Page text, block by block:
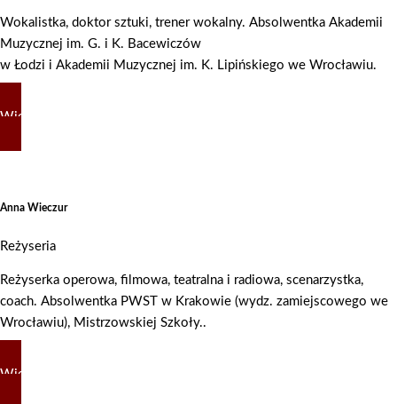
Wokalistka, doktor sztuki, trener wokalny. Absolwentka Akademii
Muzycznej im. G. i K. Bacewiczów
w Łodzi i Akademii Muzycznej im. K. Lipińskiego we Wrocławiu.
Więcej
Anna Wieczur
Reżyseria
Reżyserka operowa, filmowa, teatralna i radiowa, scenarzystka,
coach. Absolwentka PWST w Krakowie (wydz. zamiejscowego we
Wrocławiu), Mistrzowskiej Szkoły..
Więcej